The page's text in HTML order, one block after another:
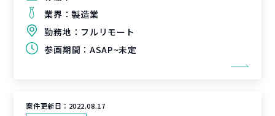
業界： 製造業
勤務地： フルリモート
参画期間： ASAP~未定
案件更新日： 2022.08.17